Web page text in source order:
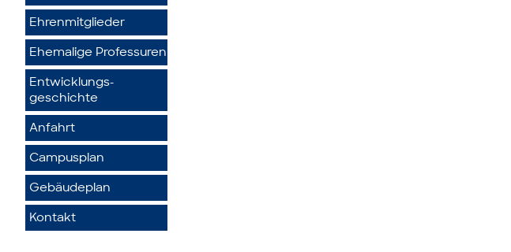
Ehrenmitglieder
Ehemalige Professuren
Entwicklungs­
geschichte
Anfahrt
Campusplan
Gebäudeplan
Kontakt